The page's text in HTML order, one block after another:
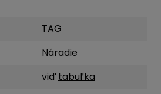
TAG
Náradie
viď tabuľka